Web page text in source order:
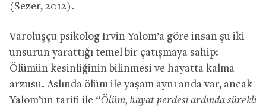
(Sezer, 2012).
Varoluşçu psikolog Irvin Yalom’a göre insan şu iki
unsurun yarattığı temel bir çatışmaya sahip:
Ölümün kesinliğinin bilinmesi ve hayatta kalma
arzusu. Aslında ölüm ile yaşam aynı anda var, ancak
Yalom’un tarifi ile “Ölüm, hayat perdesi ardında sürekli